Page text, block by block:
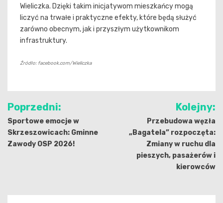
Wieliczka. Dzięki takim inicjatywom mieszkańcy mogą
liczyć na trwałe i praktyczne efekty, które będą służyć
zarówno obecnym, jak i przyszłym użytkownikom
infrastruktury.
Źródło: facebook.com/Wieliczka
Nawigacja
wpisu
Poprzedni:
Sportowe emocje w
Skrzeszowicach: Gminne
Zawody OSP 2026!
Kolejny:
Przebudowa węzła
„Bagatela” rozpoczęta:
Zmiany w ruchu dla
pieszych, pasażerów i
kierowców